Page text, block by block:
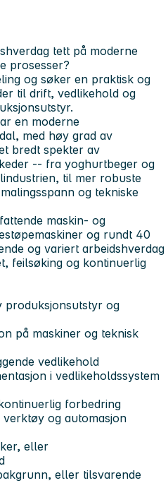
tett på moderne
prosesser?
og søker en praktisk og
til drift, vedlikehold og
en moderne
med høy grad av
bredt spekter av
-- fra yoghurtbeger og
til mer robuste
og tekniske
maskin- og
og rundt 40
og variert arbeidshverdag
feilsøking og kontinuerlig
produksjonsutstyr og
på maskiner og teknisk
vedlikehold
i vedlikeholdssystem
forbedring
og automasjon
eller
eller tilsvarende